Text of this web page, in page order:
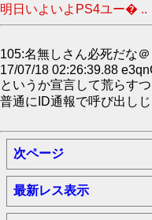
明日いよいよPS4ユー� ..
105:名無しさん必死だな
17/07/18 02:26:39.88
というか宣言して荒らす
普通にID通報で呼び出し
次ページ
最新レス表示